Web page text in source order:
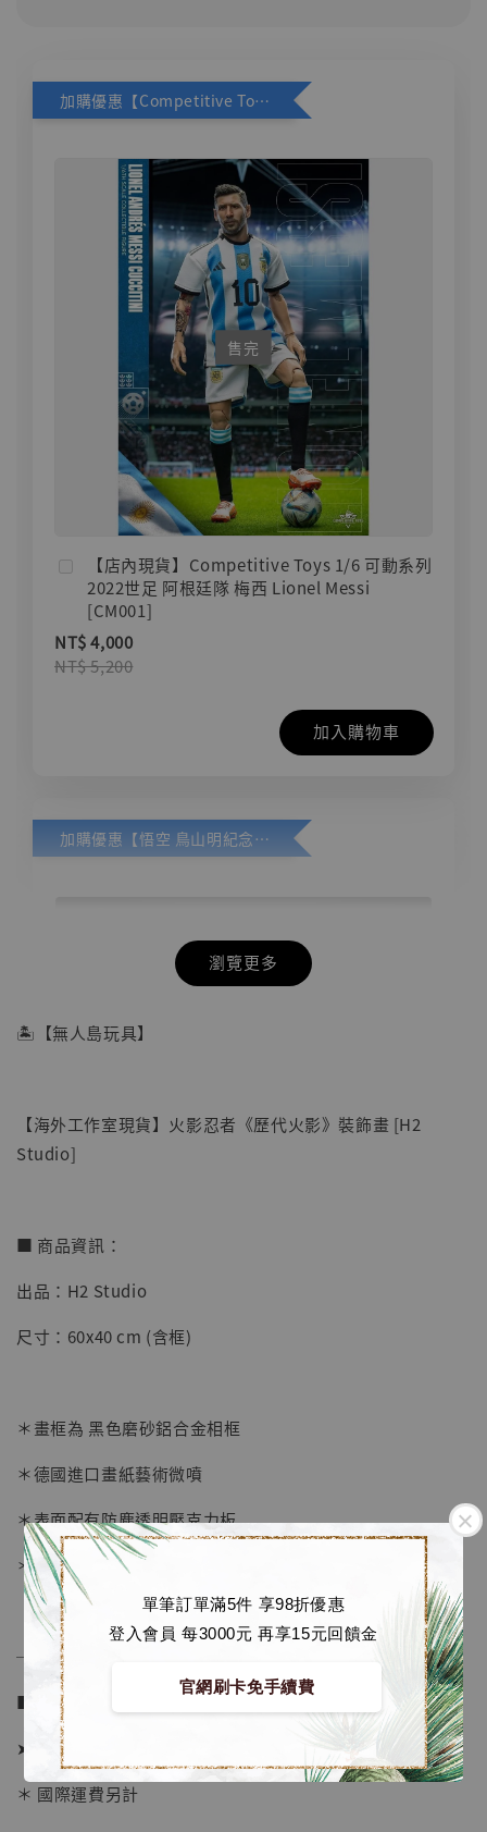
單筆訂單滿5件 享98折優惠
登入會員 每3000元 再享15元回饋金
官網刷卡免手續費
加購優惠【Competitive Toys 梅西 [CM001]】
售完
【店內現貨】Competitive Toys 1/6 可動系列
2022世足 阿根廷隊 梅西 Lionel Messi
[CM001]
NT$ 4,000
NT$ 5,200
加入購物車
加購優惠【悟空 鳥山明紀念款 [奇蹟工作室]】
【店內現貨】七龍珠 系列蒐藏雕像 悟空 鳥山
明紀念款 [奇蹟工作室]
瀏覽更多
🏝【無人島玩具】
【海外工作室現貨】火影忍者《歷代火影》裝飾畫 [H2
Studio]
■ 商品資訊：
出品：H2 Studio
尺寸：60x40 cm (含框)
＊畫框為 黑色磨砂鋁合金相框
＊德國進口畫紙藝術微噴
＊表面配有防塵透明壓克力板
＊背面爲防潮背板
──────────────
■ 販售資訊：
➤ 價格 1380元
＊ 國際運費另計